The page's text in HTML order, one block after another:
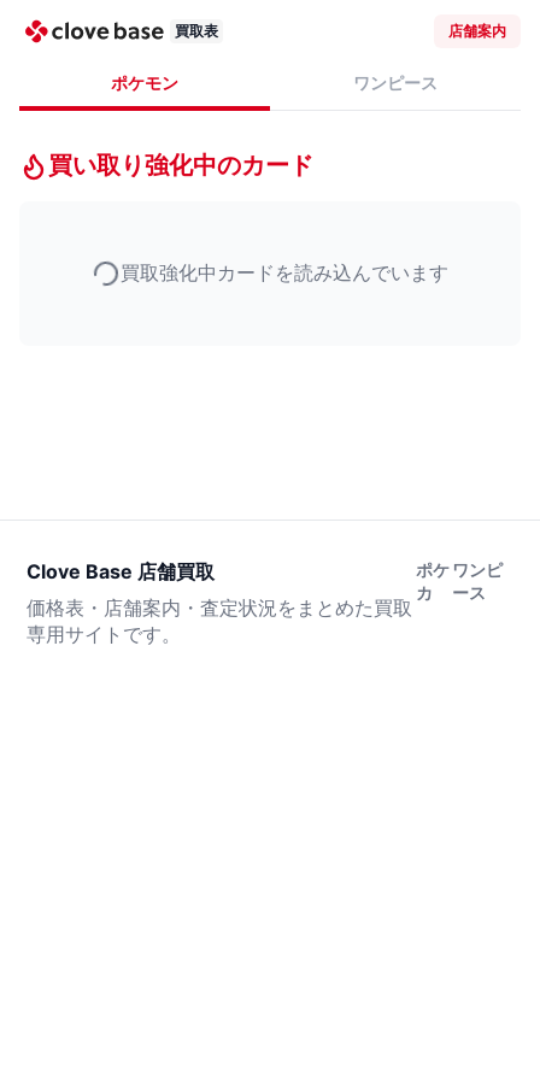
買取表 店舗案内
ポケモン ワンピース
買い取り強化中のカード
買取強化中カードを読み込んでいます
Clove Base 店舗買取
価格表・店舗案内・査定状況をまとめた買取
専用サイトです。
ポケ
カ
ワンピ
ース